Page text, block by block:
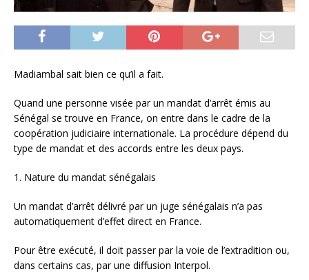
Madiambal sait bien ce qu’il a fait.
Quand une personne visée par un mandat d’arrêt émis au
Sénégal se trouve en France, on entre dans le cadre de la
coopération judiciaire internationale. La procédure dépend du
type de mandat et des accords entre les deux pays.
1. Nature du mandat sénégalais
Un mandat d’arrêt délivré par un juge sénégalais n’a pas
automatiquement d’effet direct en France.
Pour être exécuté, il doit passer par la voie de l’extradition ou,
dans certains cas, par une diffusion Interpol.